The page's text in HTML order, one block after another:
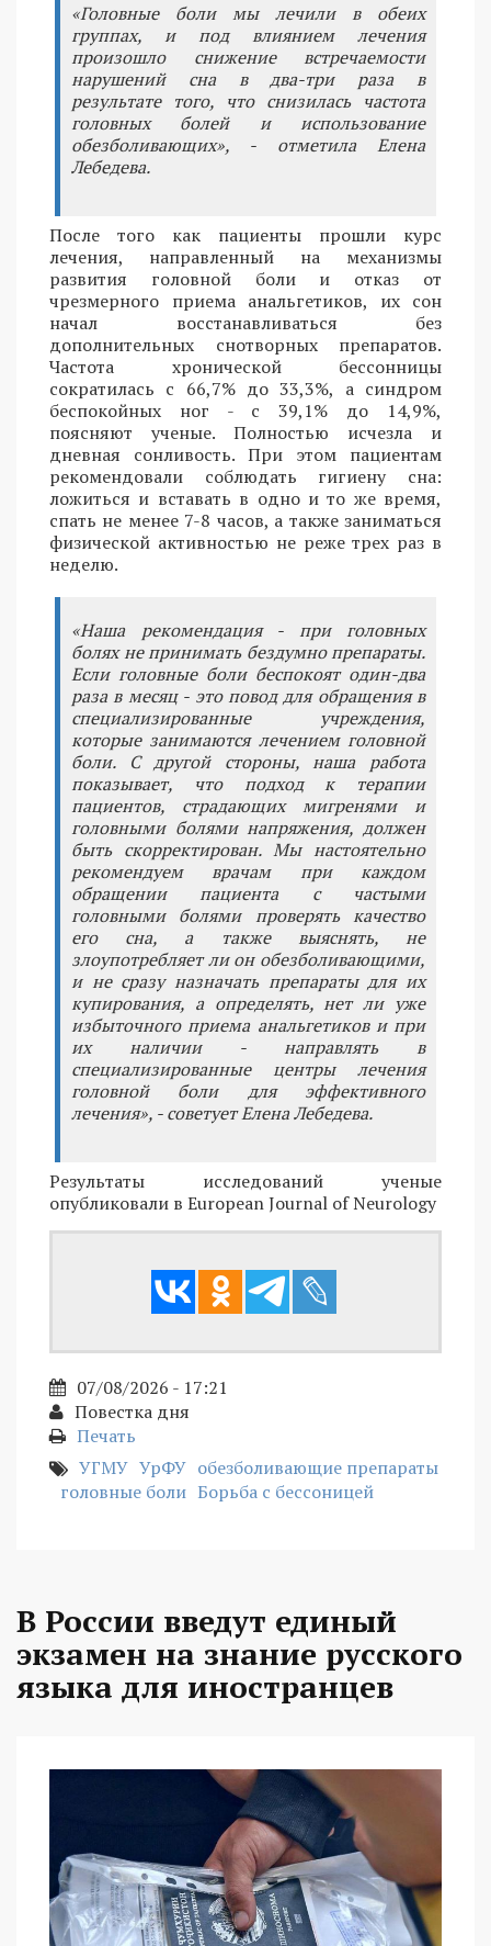
«Головные боли мы лечили в обеих
группах, и под влиянием лечения
произошло снижение встречаемости
нарушений сна в два-три раза в
результате того, что снизилась частота
головных болей и использование
обезболивающих», - отметила Елена
Лебедева.
После того как пациенты прошли курс
лечения, направленный на механизмы
развития головной боли и отказ от
чрезмерного приема анальгетиков, их сон
начал восстанавливаться без
дополнительных снотворных препаратов.
Частота хронической бессонницы
сократилась с 66,7% до 33,3%, а синдром
беспокойных ног - с 39,1% до 14,9%,
поясняют ученые. Полностью исчезла и
дневная сонливость. При этом пациентам
рекомендовали соблюдать гигиену сна:
ложиться и вставать в одно и то же время,
спать не менее 7-8 часов, а также заниматься
физической активностью не реже трех раз в
неделю.
«Наша рекомендация - при головных
болях не принимать бездумно препараты.
Если головные боли беспокоят один-два
раза в месяц - это повод для обращения в
специализированные учреждения,
которые занимаются лечением головной
боли. С другой стороны, наша работа
показывает, что подход к терапии
пациентов, страдающих мигренями и
головными болями напряжения, должен
быть скорректирован. Мы настоятельно
рекомендуем врачам при каждом
обращении пациента с частыми
головными болями проверять качество
его сна, а также выяснять, не
злоупотребляет ли он обезболивающими,
и не сразу назначать препараты для их
купирования, а определять, нет ли уже
избыточного приема анальгетиков и при
их наличии - направлять в
специализированные центры лечения
головной боли для эффективного
лечения», - советует Елена Лебедева.
Результаты исследований ученые
опубликовали в European Journal of Neurology
07/08/2026 - 17:21
Повестка дня
Печать
УГМУ УрФУ обезболивающие препараты
головные боли Борьба с бессоницей
В России введут единый
экзамен на знание русского
языка для иностранцев